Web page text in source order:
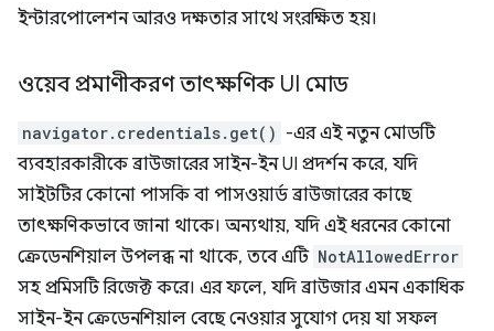
ইন্টারপোলেশন আরও দক্ষতার সাথে সংরক্ষিত হয়।
ওয়েব প্রমাণীকরণ তাৎক্ষণিক UI মোড
navigator.credentials.get() -এর এই নতুন মোডটি
ব্যবহারকারীকে ব্রাউজারের সাইন-ইন UI প্রদর্শন করে, যদি
সাইটটির কোনো পাসকি বা পাসওয়ার্ড ব্রাউজারের কাছে
তাৎক্ষণিকভাবে জানা থাকে। অন্যথায়, যদি এই ধরনের কোনো
ক্রেডেনশিয়াল উপলব্ধ না থাকে, তবে এটি NotAllowedError
সহ প্রমিসটি রিজেক্ট করে। এর ফলে, যদি ব্রাউজার এমন একাধিক
সাইন-ইন ক্রেডেনশিয়াল বেছে নেওয়ার সুযোগ দেয় যা সফল